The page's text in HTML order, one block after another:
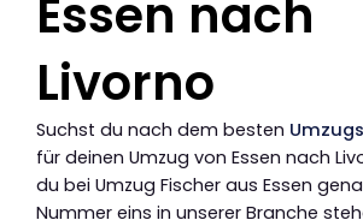
Essen nach
Livorno
Suchst du nach dem besten
für deinen Umzug von Essen nach
du bei Umzug Fischer aus Essen
Nummer eins in unserer Branche